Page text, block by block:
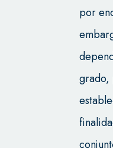
por
grado,